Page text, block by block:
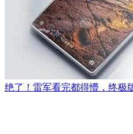
绝了！雷军看完都得懵，终极